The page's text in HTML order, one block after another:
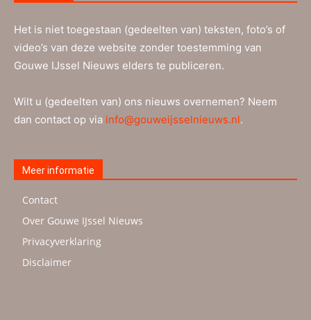
Het is niet toegestaan (gedeelten van) teksten, foto’s of
video’s van deze website zonder toestemming van
Gouwe IJssel Nieuws elders te publiceren.
Wilt u (gedeelten van) ons nieuws overnemen? Neem
dan contact op via info@gouweijsselnieuws.nl.
Meer informatie
Contact
Over Gouwe IJssel Nieuws
Privacyverklaring
Disclaimer